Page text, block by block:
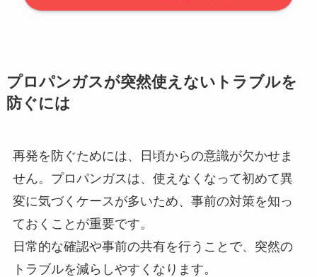
プロパンガスが突然使えないトラブルを
防ぐには
再発を防ぐためには、日頃からの意識が欠かせま
せん。プロパンガスは、使えなくなって初めて異
変に気づくケースが多いため、事前の対策を知っ
ておくことが重要です。
日常的な確認や事前の共有を行うことで、突然の
トラブルを減らしやすくなります。